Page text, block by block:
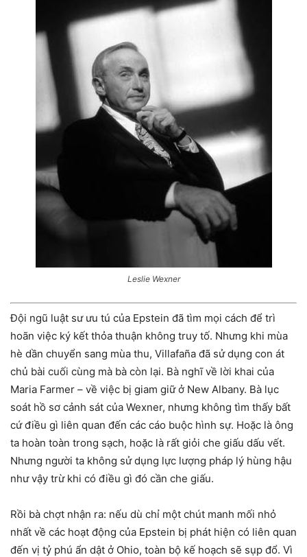
Leslie Wexner
Đội ngũ luật sư ưu tú của Epstein đã tìm mọi cách để trì
hoãn việc ký kết thỏa thuận không truy tố. Nhưng khi mùa
hè dần chuyển sang mùa thu, Villafaña đã sử dụng con át
chủ bài cuối cùng mà bà còn lại. Bà nghĩ về lời khai của
Maria Farmer – về việc bị giam giữ ở New Albany. Bà lục
soát hồ sơ cảnh sát của Wexner, nhưng không tìm thấy bất
cứ điều gì liên quan đến các cáo buộc hình sự. Hoặc là ông
ta hoàn toàn trong sạch, hoặc là rất giỏi che giấu dấu vết.
Nhưng người ta không sử dụng lực lượng pháp lý hùng hậu
như vậy trừ khi có điều gì đó cần che giấu.
Rồi bà chợt nhận ra: nếu dù chỉ một chút manh mối nhỏ
nhất về các hoạt động của Epstein bị phát hiện có liên quan
đến vị tỷ phú ẩn dật ở Ohio, toàn bộ kế hoạch sẽ sụp đổ. Vì